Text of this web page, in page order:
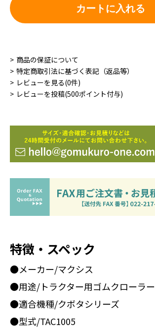
カートに入れる
商品の保証について
特定商取引法に基づく表記（返品等）
レビューを見る(0件)
レビューを投稿(500ポイント付与)
特徴・スペック
●メーカー/マクシス
●用途/トラクター用ゴムクローラー
●適合機種/クボタシリーズ
●型式/TAC1005